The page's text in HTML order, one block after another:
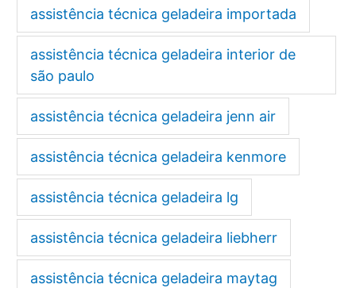
assistência técnica geladeira importada
assistência técnica geladeira interior de
são paulo
assistência técnica geladeira jenn air
assistência técnica geladeira kenmore
assistência técnica geladeira lg
assistência técnica geladeira liebherr
assistência técnica geladeira maytag